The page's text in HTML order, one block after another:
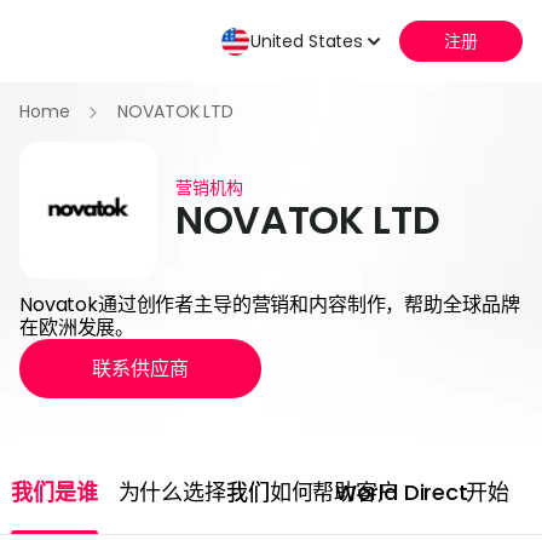
Home NOVATOK LTD
营销机构
NOVATOK LTD
Novatok通过创作者主导的营销和内容制作，帮助全球品牌
在欧洲发展。
联系供应商
我们是谁 为什么选择我们我们如何帮助客户World Direct开始
United States 注册